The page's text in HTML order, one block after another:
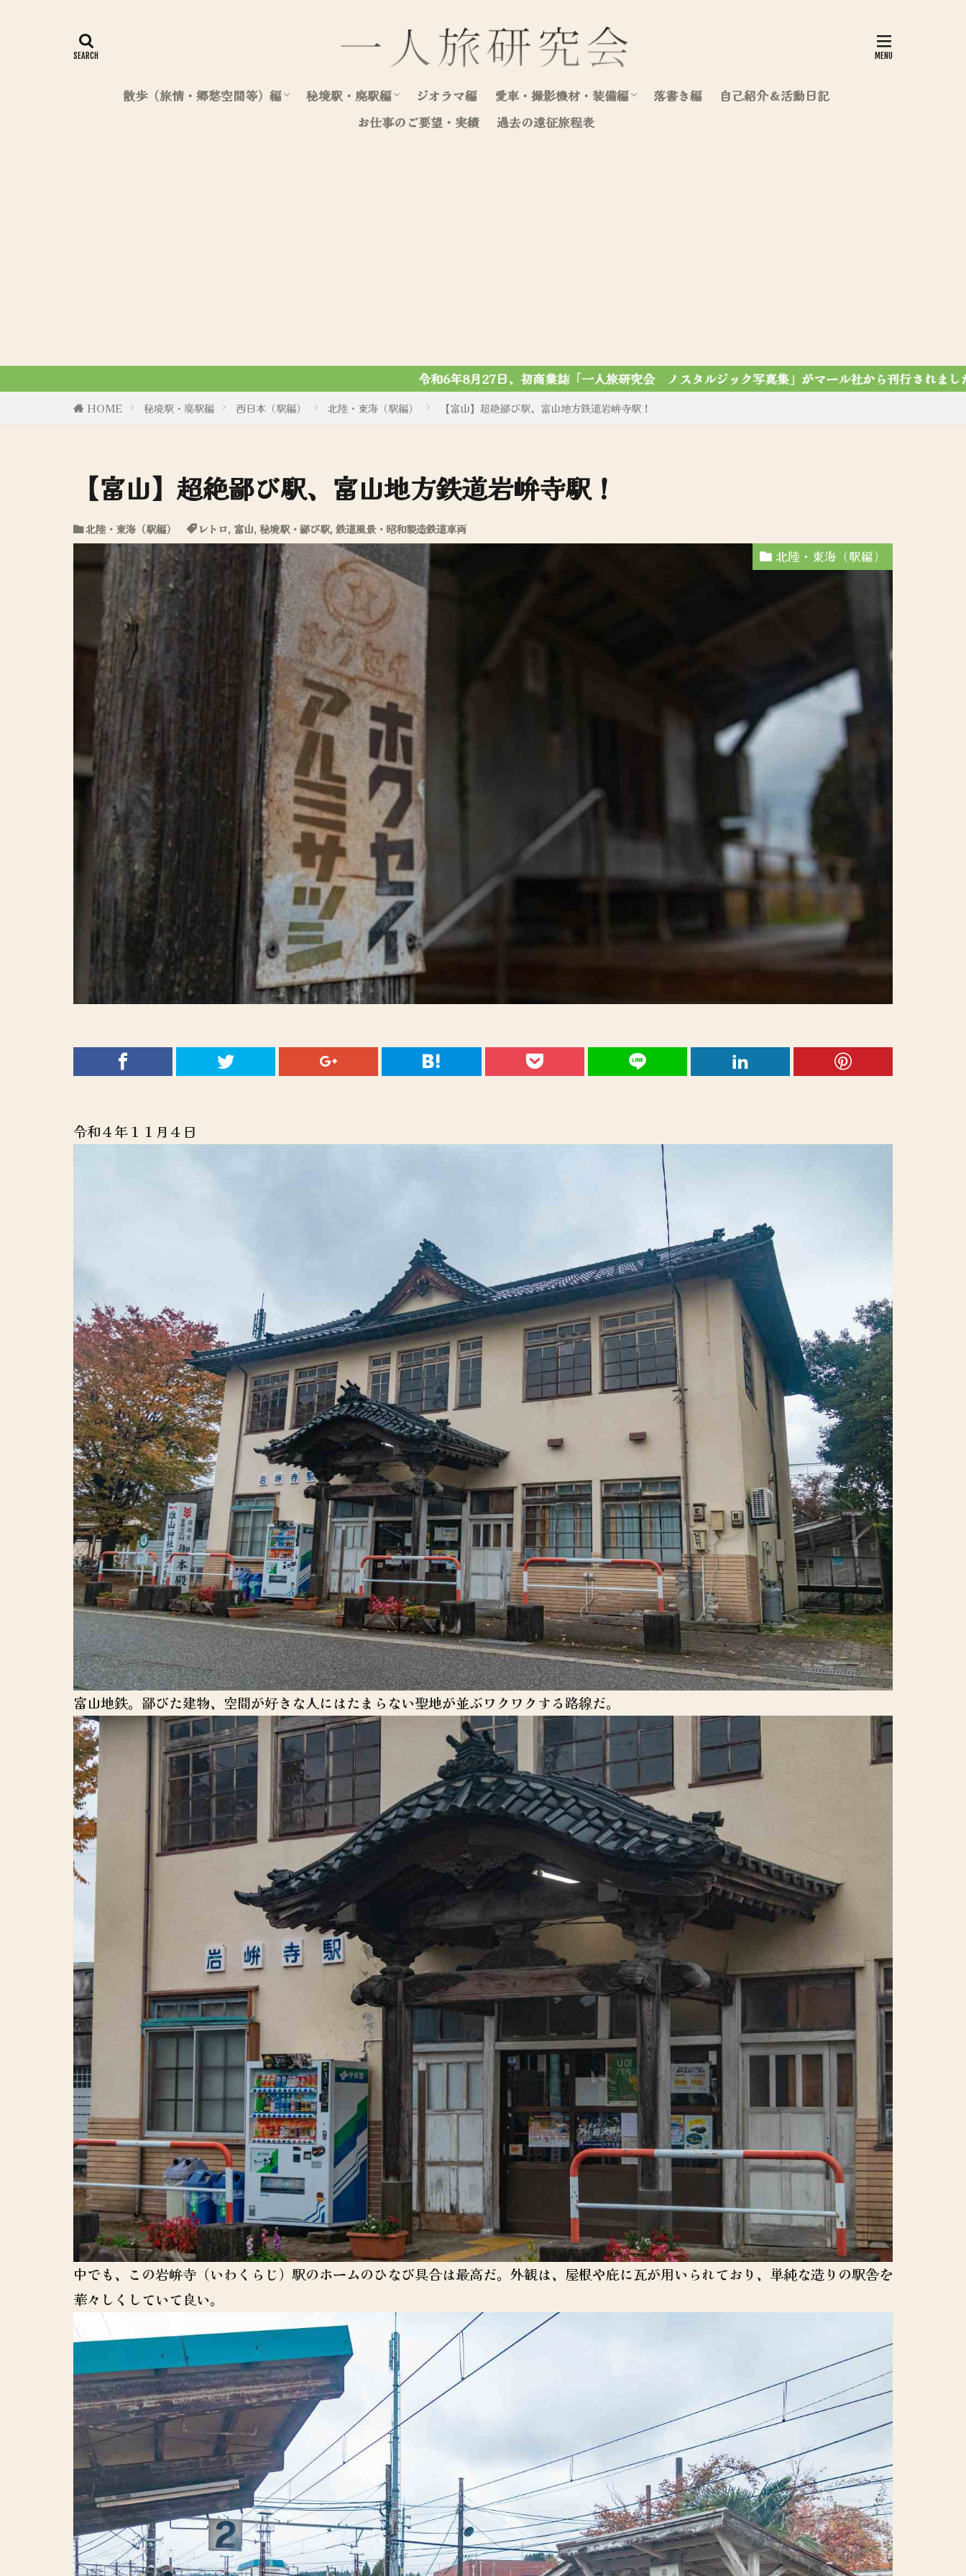
散歩（旅情・郷愁空間等）編 秘境駅・廃駅編
北海道（駅編）
東日本（駅編）
西日本（駅編）
ジオラマ編 愛車・撮影機材・装備編
愛車写真集
愛車整備・装飾記録
落書き編
自己紹介＆活動日記
お仕事のご要望・実績
過去の遠征旅程表
令和6年8月27日、初商業誌「一人旅研究会 ノスタルジック写真集」がマール社から刊行されました！令和7年12月7第4刷達成✨
HOME 秘境駅・廃駅編 西日本（駅編） 北陸・東海（駅編） 【富山】超絶鄙び駅、富山地方鉄道岩峅寺駅！
【富山】超絶鄙び駅、富山地方鉄道岩峅寺駅！
北陸・東海（駅編） レトロ, 富山, 秘境駅・鄙び駅, 鉄道風景・昭和製造鉄道車両
北陸・東海（駅編）
令和４年１１月４日
富山地鉄。鄙びた建物、空間が好きな人にはたまらない聖地が並ぶワクワクする路線だ。
中でも、この岩峅寺（いわくらじ）駅のホームのひなび具合は最高だ。外観は、屋根や庇に瓦が用いられており、単純な造りの駅舎を
華々しくしていて良い。